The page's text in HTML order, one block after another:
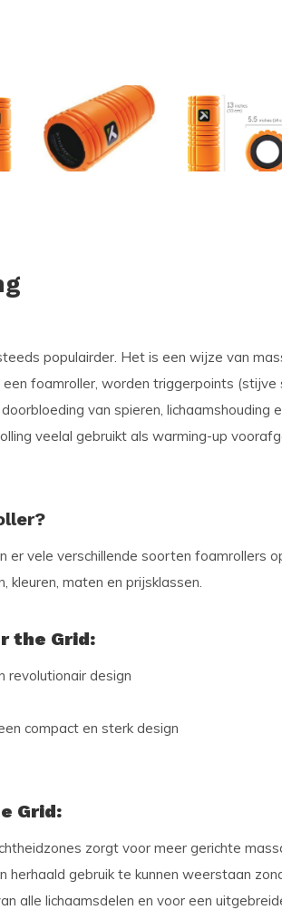
populairder. Het is een wijze van
foamroller, worden triggerpoints (stijve
van spieren, lichaamshouding
veelal gebruikt als warming-up
er vele verschillende soorten foamrollers
kleuren, maten en prijsklassen.
the Grid:
revolutionair design
compact en sterk design
Grid:
zorgt voor meer gerichte
gebruik te kunnen weerstaan
alle lichaamsdelen en voor een